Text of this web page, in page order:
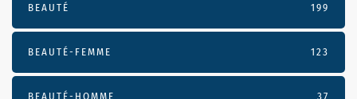
BEAUTÉ 199
BEAUTÉ-FEMME 123
BEAUTÉ-HOMME 37